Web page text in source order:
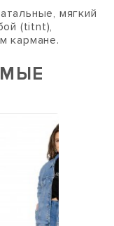
мягкий
(titnt),
кармане.